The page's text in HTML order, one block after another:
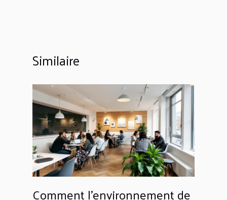
Similaire
Comment l'environnement de